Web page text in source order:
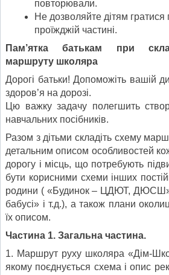
повторювали.
Не дозволяйте дітям гратися
проїжджій частині.
Пам’ятка батькам при
маршруту школяра
Дорогі батьки! Допоможіть вашій
здоров’я на дорозі.
Цю важку задачу полегшить
навчальних посібників.
Разом з дітьми складіть схему
детальним описом особливостей
дорогу і місць, що потребують
бути корисними схеми інших
родини ( «Будинок – ЦДЮТ,
бабусі» і т.д.), а також плани
їх описом.
Частина 1. Загальна частина.
1. Маршрут руху школяра «Дім-
якому поєднується схема і опис